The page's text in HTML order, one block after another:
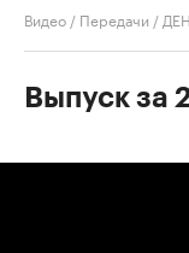
Видео / Передачи /
Выпуск за